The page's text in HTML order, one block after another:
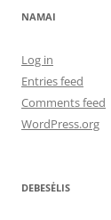
NAMAI
Log in
Entries feed
Comments feed
WordPress.org
DEBESĖLIS